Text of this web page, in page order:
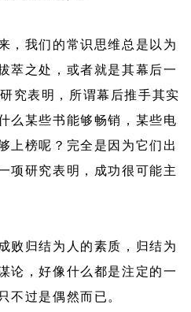
，我们的常识思维总是以为
萃之处，或者就是其幕后一
究表明，所谓幕后推手其实
么某些书能够畅销，某些电
上榜呢？完全是因为它们出
项研究表明，成功很可能主
败归结为人的素质，归结为
论，好像什么都是注定的一
不过是偶然而已。